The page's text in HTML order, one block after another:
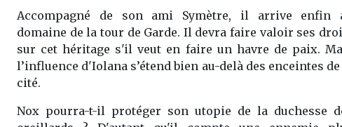
Accompagné de son ami Symètre, il arrive enfin
domaine de la tour de Garde. Il devra faire valoir ses
sur cet héritage s'il veut en faire un havre de paix.
l’influence d'Iolana s’étend bien au-delà des enceintes
cité.
Nox pourra-t-il protéger son utopie de la duchesse